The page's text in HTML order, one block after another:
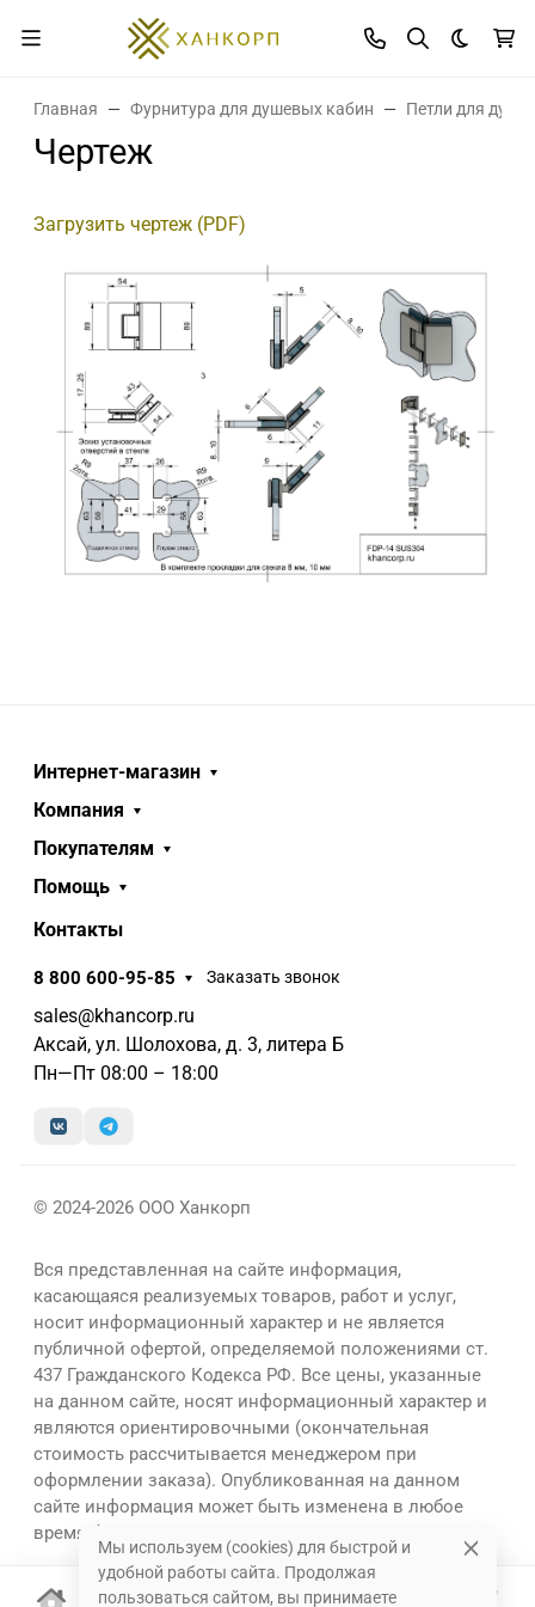
Темная
Главная Фурнитура для душевых кабин Петли для
Чертеж
Загрузить чертеж (PDF)
Интернет-магазин
Компания
Покупателям
Помощь
Контакты
8 800 600-95-85 Заказать звонок
sales@khancorp.ru
Аксай, ул. Шолохова, д. 3, литера Б
Пн—Пт 08:00 – 18:00
© 2024-2026 ООО Ханкорп
Вся представленная на сайте информация,
касающаяся реализуемых товаров, работ и услуг,
носит информационный характер и не является
публичной офертой, определяемой положениями ст.
437 Гражданского Кодекса РФ. Все цены, указанные
на данном сайте, носят информационный характер и
являются ориентировочными (окончательная
стоимость рассчитывается менеджером при
оформлении заказа). Опубликованная на данном
сайте информация может быть изменена в любое
время без предварительного уведомления.
Мы используем (cookies) для быстрой и
удобной работы сайта. Продолжая
пользоваться сайтом, вы принимаете